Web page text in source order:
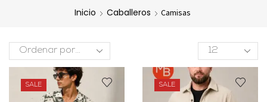
Inicio Caballeros Camisas
SALE SALE